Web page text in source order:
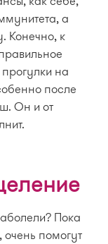
а
Конечно, к
на
после
Он и от
Пока
очень помогут